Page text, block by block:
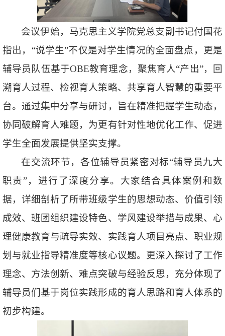
会议伊始，马克思主义学院党总支副书记付国花
指出，“说学生”不仅是对学生情况的全面盘点，更是
辅导员队伍基于OBE教育理念，聚焦育人“产出”，回
溯育人过程、检视育人策略、共享育人智慧的重要平
台。通过集中分享与研讨，旨在精准把握学生动态，
协同破解育人难题，为更有针对性地优化工作、促进
学生全面发展提供坚实支撑。
在交流环节，各位辅导员紧密对标“辅导员九大
职责”，进行了深度分享。大家结合具体案例和数
据，详细剖析了所带班级学生的思想动态、价值引领
成效、班团组织建设特色、学风建设举措与成果、心
理健康教育与疏导实效、实践育人项目亮点、职业规
划与就业指导精准度等核心议题。更深入探讨了工作
理念、方法创新、难点突破与经验反思，充分体现了
辅导员们基于岗位实践形成的育人思路和育人体系的
初步构建。